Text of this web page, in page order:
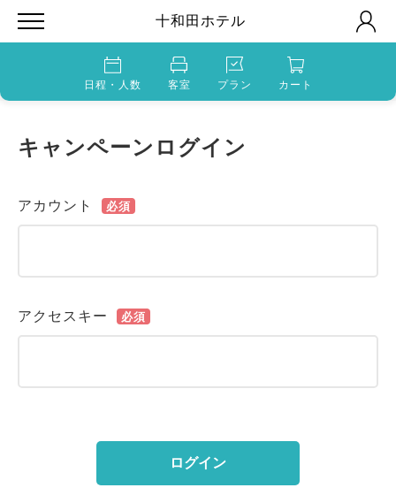
十和田ホテル
日程・人数 客室 プラン カート
キャンペーンログイン
アカウント 必須
アクセスキー 必須
ログイン